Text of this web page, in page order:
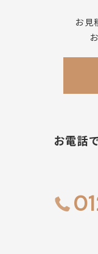
お見
お電話